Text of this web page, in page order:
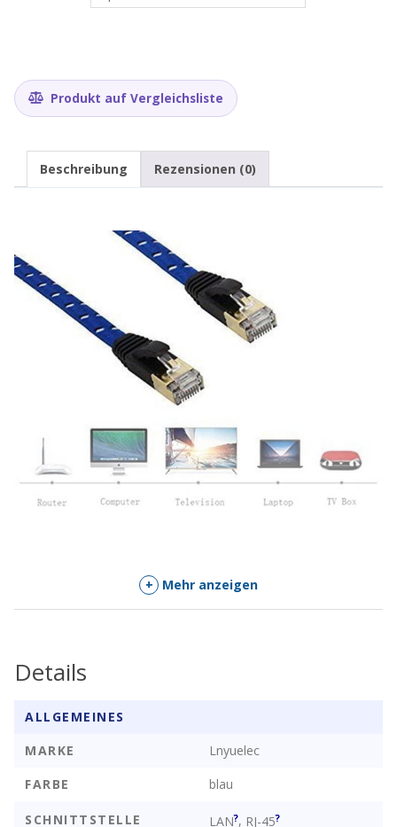
Produkt auf Vergleichsliste
Beschreibung Rezensionen (0)
+ Mehr anzeigen
Details
ALLGEMEINES
MARKE
Lnyuelec
FARBE
blau
SCHNITTSTELLE LAN?, RJ-45?